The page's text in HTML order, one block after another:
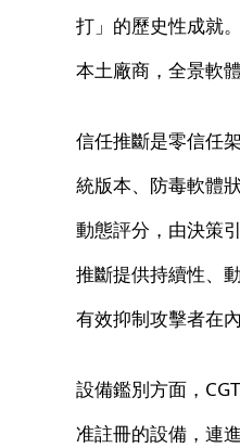
打」的歷史性成就
本土廠商，全景軟
信任推斷是零信任
統版本、防毒軟體
動態評分，由決策
推斷提供持續性、
有效抑制攻擊者在
設備鑑別方面，
准註冊的設備，連